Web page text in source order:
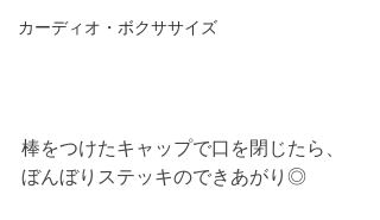
カーディオ・ボクササイズ
棒をつけたキャップで口を閉じたら、
ぼんぼりステッキのできあがり◎